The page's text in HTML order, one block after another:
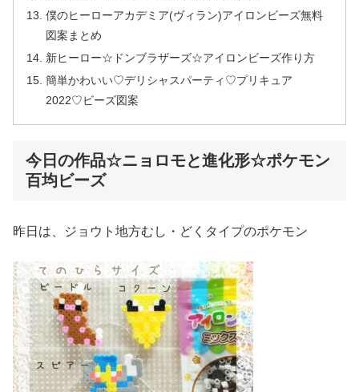
僕のヒーローアカデミア(ヴィラン)アイロンビーズ無料
図案まとめ
新ヒーロー☆ドンブラザーズ☆アイロンビーズ作り方
簡単かわいい♡デリシャスパーティ♡プリキュア
2022♡ビーズ図案
今日の作品☆ニョロモと進化形☆ポケモン
百均ビーズ
昨日は、ジョウト地方むし・どくタイプのポケモン